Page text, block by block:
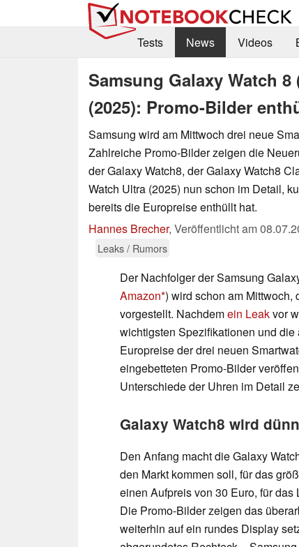
Tests
News Videos
Samsung Galaxy Watch
(2025): Promo-Bilder
Samsung wird am Mittwoch drei neue
Zahlreiche Promo-Bilder zeigen die
der Galaxy Watch8, der Galaxy Watch8
Watch Ultra (2025) nun schon im Detail,
bereits die Europreise enthüllt hat.
Hannes Brecher, Veröffentlicht am
Leaks / Rumors
Der Nachfolger der Samsung
Amazon ) wird schon am Mittwoch,
vorgestellt. Nachdemein Leakvor
wichtigsten Spezifikationen und
Europreise der drei neuen
eingebetteten Promo-Bilder
Unterschiede der Uhren im Detail
Galaxy Watch8 wird
Den Anfang macht die Galaxy
den Markt kommen soll, für das
einen Aufpreis von 30 Euro, für
Die Promo-Bilder zeigen das
weiterhin auf ein rundes Display